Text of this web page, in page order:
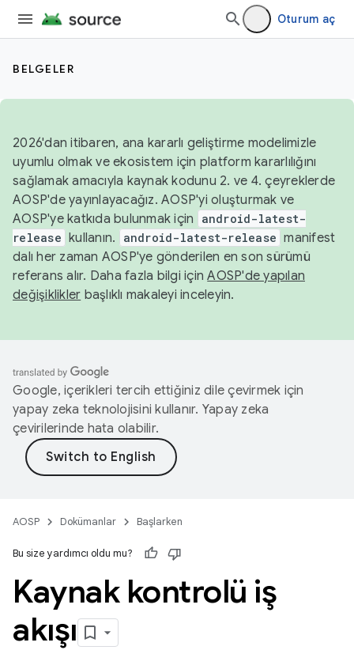
Oturum aç
BELGELER
2026'dan itibaren, ana kararlı geliştirme modelimizle
uyumlu olmak ve ekosistem için platform kararlılığını
sağlamak amacıyla kaynak kodunu 2. ve 4. çeyreklerde
AOSP'de yayınlayacağız. AOSP'yi oluşturmak ve
AOSP'ye katkıda bulunmak için
android-latest-
release kullanın. android-latest-release manifest
dalı her zaman AOSP'ye gönderilen en son sürümü
referans alır. Daha fazla bilgi içinAOSP'de yapılan
değişiklikler başlıklı makaleyi inceleyin.
Google, içerikleri tercih ettiğiniz dile çevirmek için
yapay zeka teknolojisini kullanır. Yapay zeka
çevirilerinde hata olabilir.
AOSP Dokümanlar Başlarken
Bu size yardımcı oldu mu?
Kaynak kontrolü iş
akışı